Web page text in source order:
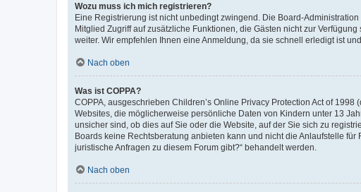
Wozu muss ich mich registrieren?
Eine Registrierung ist nicht unbedingt zwingend. Die Board-
Mitglied Zugriff auf zusätzliche Funktionen, die Gästen nicht zur
weiter. Wir empfehlen Ihnen eine Anmeldung, da sie schnell erledigt ist
Nach oben
Was ist COPPA?
COPPA, ausgeschrieben Children’s Online Privacy Protection Act of
Websites, die möglicherweise persönliche Daten von Kindern unter 13
unsicher sind, ob dies auf Sie oder die Website, auf der Sie sich zu
Boards keine Rechtsberatung anbieten kann und nicht die Anlaufstelle
juristische Anfragen zu diesem Forum gibt?“ behandelt werden.
Nach oben